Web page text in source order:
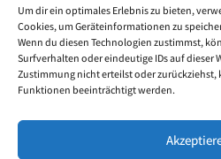
Um dir ein optimales Erlebnis zu bieten,
Cookies, um Geräteinformationen zu
Wenn du diesen Technologien zustimmst,
Surfverhalten oder eindeutige IDs auf dieser
Zustimmung nicht erteilst oder
Funktionen beeinträchtigt werden.
PARTNER
Service